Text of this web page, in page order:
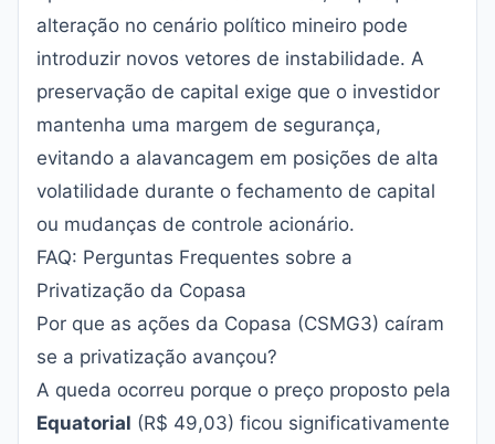
alteração no cenário político mineiro pode
introduzir novos vetores de instabilidade. A
preservação de capital exige que o investidor
mantenha uma margem de segurança,
evitando a alavancagem em posições de alta
volatilidade durante o fechamento de capital
ou mudanças de controle acionário.
FAQ: Perguntas Frequentes sobre a
Privatização da Copasa
Por que as ações da Copasa (CSMG3) caíram
se a privatização avançou?
A queda ocorreu porque o preço proposto pela
Equatorial (R$ 49,03) ficou significativamente